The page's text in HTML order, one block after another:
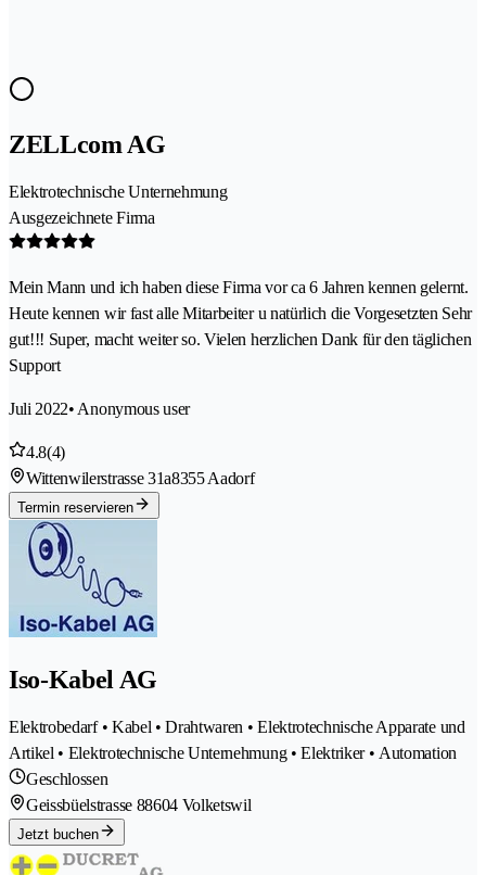
ZELLcom AG
Elektrotechnische Unternehmung
Ausgezeichnete Firma
Mein Mann und ich haben diese Firma vor ca 6 Jahren kennen gelernt.
Heute kennen wir fast alle Mitarbeiter u natürlich die Vorgesetzten Sehr
gut!!! Super, macht weiter so. Vielen herzlichen Dank für den täglichen
Support
Juli 2022• Anonymous user
4.8(4)
Wittenwilerstrasse 31a8355 Aadorf
Termin reservieren
Iso-Kabel AG
Elektrobedarf • Kabel • Drahtwaren • Elektrotechnische Apparate und
Artikel • Elektrotechnische Unternehmung • Elektriker • Automation
Geschlossen
Geissbüelstrasse 88604 Volketswil
Jetzt buchen